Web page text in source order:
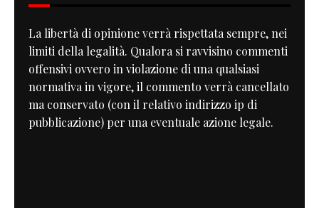
La libertà di opinione verrà rispettata sempre, nei
limiti della legalità. Qualora si ravvisino commenti
offensivi ovvero in violazione di una qualsiasi
normativa in vigore, il commento verrà cancellato
ma conservato (con il relativo indirizzo ip di
pubblicazione) per una eventuale azione legale.